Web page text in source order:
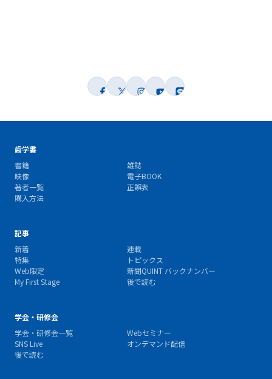
歯学書
書籍
雑誌
映像
電子BOOK
著者一覧
正誤表
購入方法
記事
新着
連載
特集
トピックス
Web限定
新聞QUINT バックナンバー
My First Stage
後で読む
学会・研修会
学会・研修会一覧
Webセミナー
SNS Live
オンデマンド配信
後で読む